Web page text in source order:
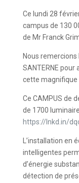
Ce lundi 28
campus de 130
de Mr Franck
Nous remercions
SANTERNE pour
cette magnifique
Ce CAMPUS de
de 1700
https://lnkd.in/
L’installation en
intelligentes
d’énergie
détection de